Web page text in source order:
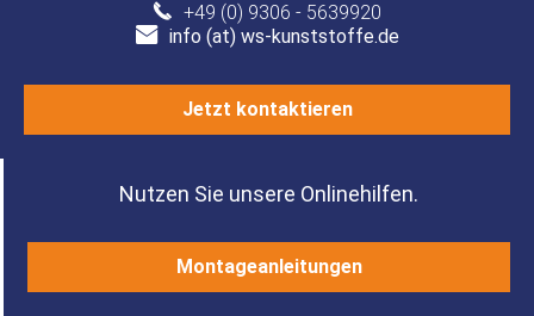
+49 (0) 9306 - 5639920
info (at) ws-kunststoffe.de
Jetzt kontaktieren
Nutzen Sie unsere Onlinehilfen.
Montageanleitungen